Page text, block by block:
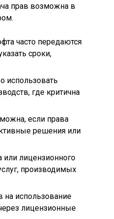
прав возможна в
часто передаются
сроки,
использовать
где критична
если права
решения или
или лицензионного
производимых
на использование
лицензионные